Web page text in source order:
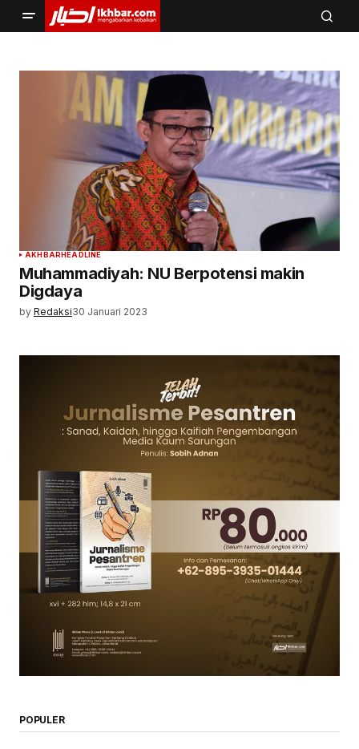
AKHBARHEADLINE
Muhammadiyah: NU Berpotensi makin
Digdaya
by Redaksi30 Januari 2023
POPULER